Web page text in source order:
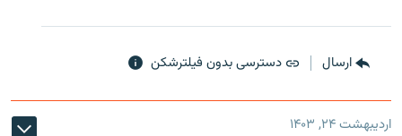
ارسال دسترسی بدون فیلترشکن
اردیبهشت ۲۴, ۱۴۰۳